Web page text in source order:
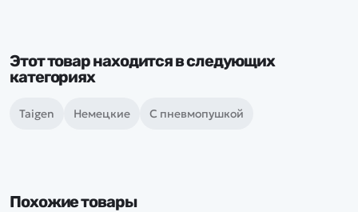
Этот товар находится в следующих
категориях
Taigen Немецкие С пневмопушкой
Похожие товары